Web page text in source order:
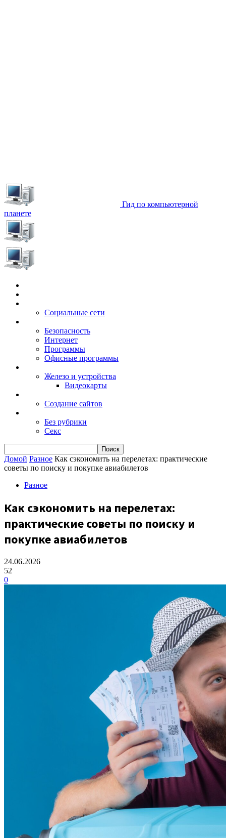
Гид по компьютерной
планете
Социальные сети
Безопасность
Интернет
Программы
Офисные программы
Железо и устройства
Видеокарты
Создание сайтов
Без рубрики
Секс
Домой Разное Как сэкономить на перелетах: практические
советы по поиску и покупке авиабилетов
Разное
Как сэкономить на перелетах:
практические советы по поиску и
покупке авиабилетов
24.06.2026
52
0